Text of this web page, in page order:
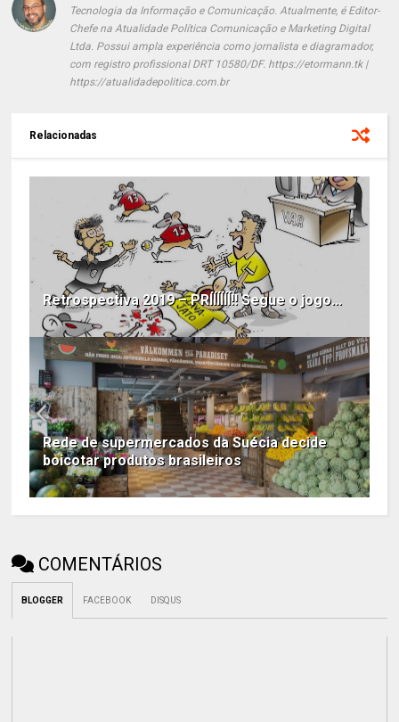
Tecnologia da Informação e Comunicação. Atualmente, é Editor-
Chefe na Atualidade Política Comunicação e Marketing Digital
Ltda. Possui ampla experiência como jornalista e diagramador,
com registro profissional DRT 10580/DF. https://etormann.tk |
https://atualidadepolitica.com.br
Relacionadas
Retrospectiva 2019 – PRÍÍÍÍÍÍ!! Segue o jogo...
Rede de supermercados da Suécia decide
boicotar produtos brasileiros
COMENTÁRIOS
BLOGGER FACEBOOK DISQUS